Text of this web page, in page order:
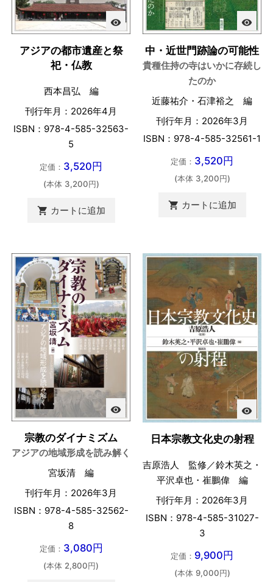
visibility
アジアの都市遺産と祭
祀・仏教
西本昌弘 編
刊行年月：2026年4月
ISBN：978-4-585-32563-
5
定価： 3,520円
(本体 3,200円)
 カートに追加
visibility
中・近世門跡論の可能性
貴種住持の寺はいかに存続し
たのか
近藤祐介・石津裕之 編
刊行年月：2026年3月
ISBN：978-4-585-32561-1
定価： 3,520円
(本体 3,200円)
 カートに追加
visibility
宗教のダイナミズム
アジアの地域形成を読み解く
宮坂清 編
刊行年月：2026年3月
ISBN：978-4-585-32562-
8
定価： 3,080円
(本体 2,800円)
visibility
日本宗教文化史の射程
吉原浩人 監修／鈴木英之・
平沢卓也・崔鵬偉 編
刊行年月：2026年3月
ISBN：978-4-585-31027-
3
定価： 9,900円
(本体 9,000円)